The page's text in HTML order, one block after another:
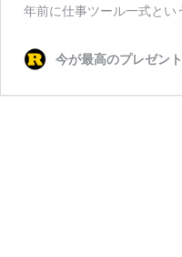
年前に仕事ツール一式と
今が最高のプレゼン